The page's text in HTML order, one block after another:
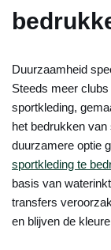
Duurzaamheid
Steeds meer
sportkleding,
het bedrukken
duurzamere optie
sportkleding te
basis van
transfers
en blijven de